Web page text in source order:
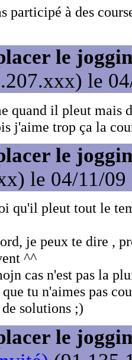
participé à des
le
le
quand il pleut mais
j'aime trop ça la
le
le 04/11/09
qu'il pleut tout le
je peux te dire ,
^^
cas n'est pas la
tu n'aimes pas
solutions ;)
le